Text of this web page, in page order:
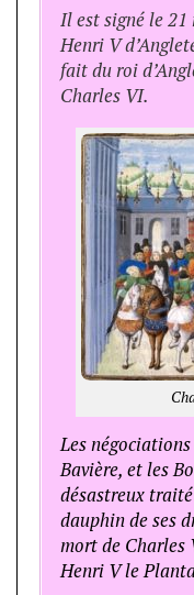
Il est signé le 21
Henri V
fait du roi
Charles VI.
Les
Bavière, et les
désastreux
dauphin de ses
mort de Charles
Henri V le